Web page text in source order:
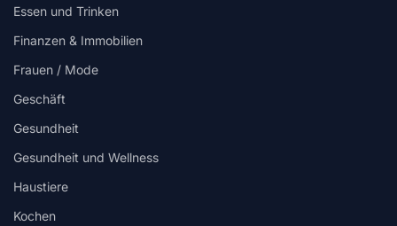
Essen und Trinken
Finanzen & Immobilien
Frauen / Mode
Geschäft
Gesundheit
Gesundheit und Wellness
Haustiere
Kochen